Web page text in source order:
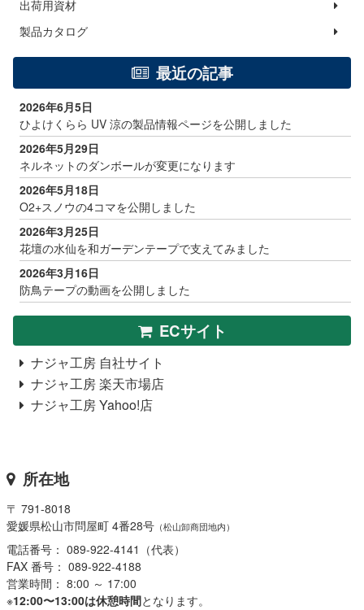
出荷用資材
製品カタログ
最近の記事
2026年6月5日
ひよけくらら UV 涼の製品情報ページを公開しました
2026年5月29日
ネルネットのダンボールが変更になります
2026年5月18日
O2+スノウの4コマを公開しました
2026年3月25日
花壇の水仙を和ガーデンテープで支えてみました
2026年3月16日
防鳥テープの動画を公開しました
ECサイト
ナジャ工房 自社サイト
ナジャ工房 楽天市場店
ナジャ工房 Yahoo!店
所在地
〒 791-8018
愛媛県松山市問屋町 4番28号 （松山卸商団地内）
電話番号： 089-922-4141（代表）
FAX 番号： 089-922-4188
営業時間： 8:00 ～ 17:00
※12:00〜13:00は休憩時間となります。